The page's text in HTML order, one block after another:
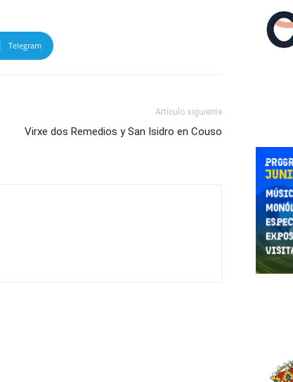
Telegram
Artículo siguiente
Virxe dos Remedios y San Isidro en Couso